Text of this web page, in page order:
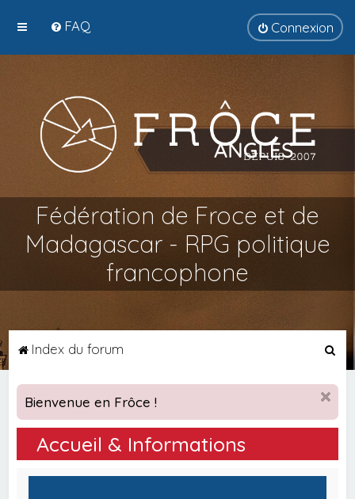
FAQ Connexion
Fédération de Froce et de
Madagascar - RPG politique
francophone
Index du forum
c
h
r
Bienvenue en Frôce !
Accueil & Informations